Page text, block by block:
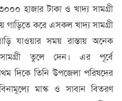
হাজার টাকা ও খাদ্য সামগ্রী
গাড়িতে করে এসকল খাদ্য সামগ্রী
যাওয়ার সময় রাস্তায় অনেক
তুলে দেন। এর পূর্বে
দিকে তিনি উপজেলা পরিষদের
মাস্ক ও সাবান বিতরণ